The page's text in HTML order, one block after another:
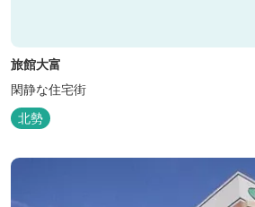
旅館大富
閑静な住宅街
北勢